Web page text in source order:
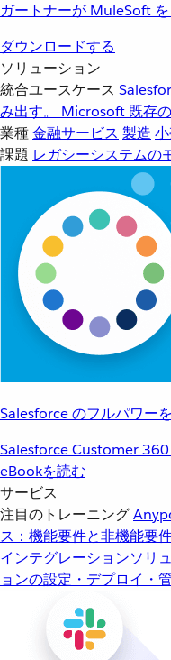
ガートナーが MuleSoft
ダウンロードする
ソリューション
統合ユースケース
み出す。
Microsoft 既存
業種金融サービス 製造
課題 レガシーシステムの
Salesforce のフルパワー
Salesforce Customer
eBookを読む
サービス
注目のトレーニング
ス：機能要件と非機能要
インテグレーションソリ
ョンの設定・デプロイ・